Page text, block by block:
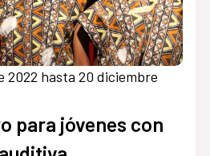
2022 hasta 20 diciembre
para jóvenes con